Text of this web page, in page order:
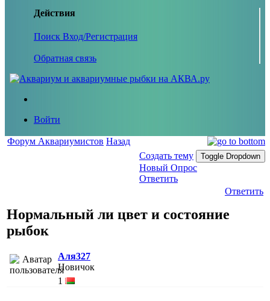
Действия
Поиск Вход/Регистрация
Обратная связь
Войти
Форум Аквариумистов Назад
Создать тему
Toggle Dropdown
Новый Опрос
Ответить
Ответить
Нормальный ли цвет и состояние
рыбок
Аля327
Новичок
1